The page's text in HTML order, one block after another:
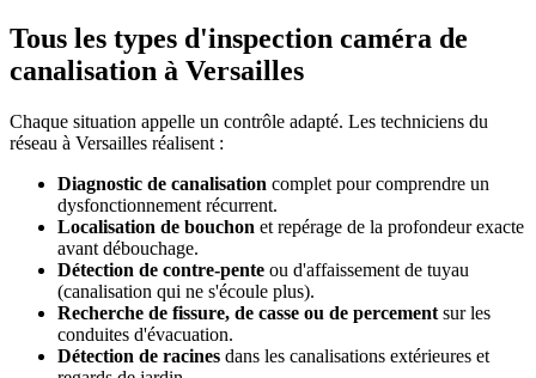
Tous les types d'inspection caméra de
canalisation à Versailles
Chaque situation appelle un contrôle adapté. Les techniciens du
réseau à Versailles réalisent :
Diagnostic de canalisation complet pour comprendre un
dysfonctionnement récurrent.
Localisation de bouchon et repérage de la profondeur exacte
avant débouchage.
Détection de contre-pente ou d'affaissement de tuyau
(canalisation qui ne s'écoule plus).
Recherche de fissure, de casse ou de percement sur les
conduites d'évacuation.
Détection de racines dans les canalisations extérieures et